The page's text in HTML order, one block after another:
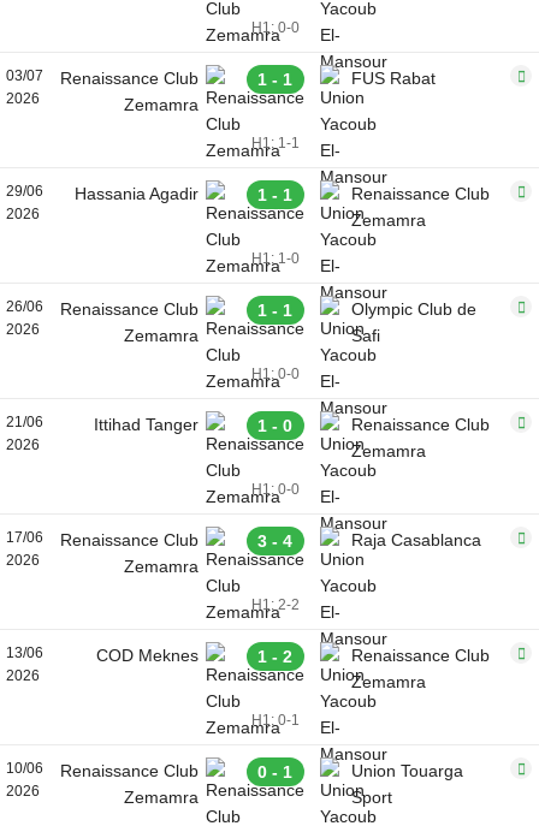
H1: 0-0
03/07
2026
Renaissance Club
Zemamra
1 - 1 FUS Rabat
H1: 1-1
29/06
2026
Hassania Agadir 1 - 1
Renaissance Club
Zemamra
H1: 1-0
26/06
2026
Renaissance Club
Zemamra
1 - 1
Olympic Club de
Safi
H1: 0-0
21/06
2026
Ittihad Tanger 1 - 0
Renaissance Club
Zemamra
H1: 0-0
17/06
2026
Renaissance Club
Zemamra
3 - 4 Raja Casablanca
H1: 2-2
13/06
2026
COD Meknes 1 - 2
Renaissance Club
Zemamra
H1: 0-1
10/06
2026
Renaissance Club
Zemamra
0 - 1
Union Touarga
Sport